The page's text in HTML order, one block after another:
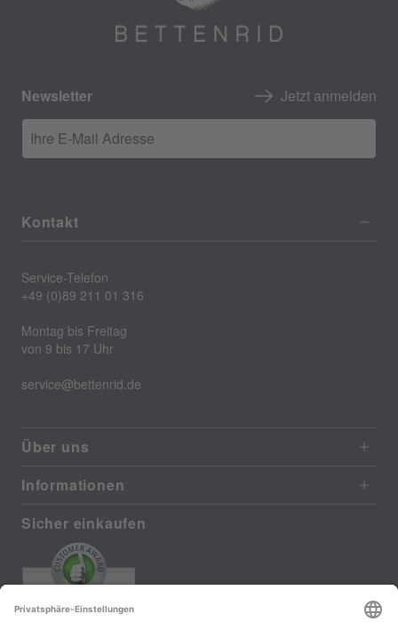
Newsletter Jetzt anmelden
Ihre E-Mail Adresse
Kontakt
Service-Telefon
+49 (0)89 211 01 316
Montag bis Freitag
von 9 bis 17 Uhr
service@bettenrid.de
Über uns
Informationen
Sicher einkaufen